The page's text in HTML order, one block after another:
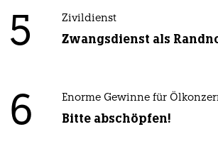
5 Zivildienst
Zwangsdienst als
6 Enorme Gewinne für
Bitte abschöpfen!